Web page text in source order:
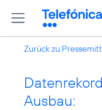
Zurück zu
Ausbau: